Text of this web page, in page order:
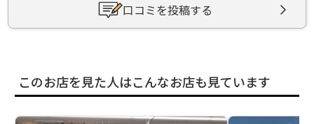
口コミを投稿する
このお店を見た人はこんなお店も見ています